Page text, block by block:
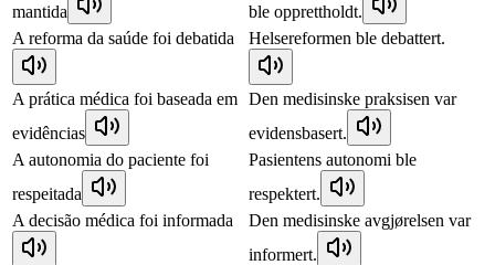
mantida
ble opprettholdt.
A reforma da saúde foi debatida
Helsereformen ble debattert.
A prática médica foi baseada em
evidências
Den medisinske praksisen var
evidensbasert.
A autonomia do paciente foi
respeitada
Pasientens autonomi ble
respektert.
A decisão médica foi informada
Den medisinske avgjørelsen var
informert.